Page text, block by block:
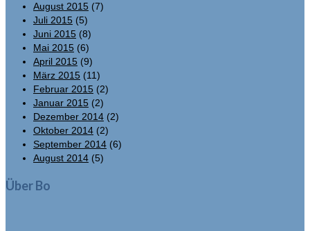
August 2015 (7)
Juli 2015 (5)
Juni 2015 (8)
Mai 2015 (6)
April 2015 (9)
März 2015 (11)
Februar 2015 (2)
Januar 2015 (2)
Dezember 2014 (2)
Oktober 2014 (2)
September 2014 (6)
August 2014 (5)
Über Bo